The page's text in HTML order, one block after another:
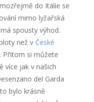
do Itálie se
mimo lyžařská
spousty výhod.
než v České
Přitom si můžete
více jak v našich
del Garda
bylo krásně